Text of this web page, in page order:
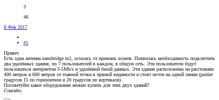
3
46
8 Фев 2017
#1
Привет.
Есть одна антенна nanobridge m2, осталась от прежних хозяев. Появилась необходимость подключить
два удалённых здания, по 7 пользователей в каждом, в общую сеть. Эти пользователи будут
пользоваться интернетом 3-5Mb/s и удалённой базой данных. Эти здания расположены на расстоянии
400 метров и 600 метров от главной точки в прямой видимости и стоят почти на одной линии (разбег
градусов 15 по горизонтали и 20 градусов по вертикали).
Посоветуйте какое оборудование можно купить для этих двух зданий?
Спасибо.